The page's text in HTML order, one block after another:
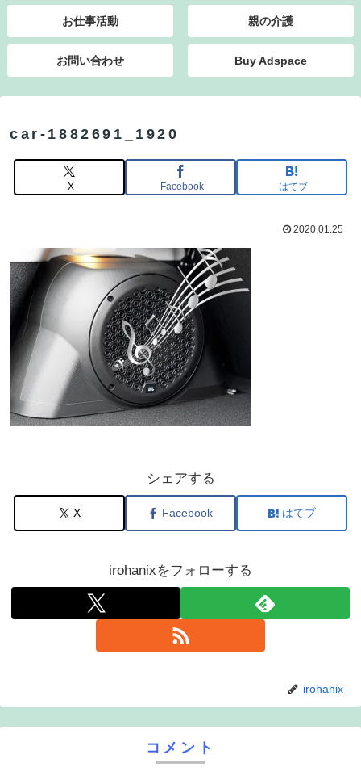
お仕事活動 親の介護
お問い合わせ Buy Adspace
car-1882691_1920
X Facebook はてブ
2020.01.25
シェアする
X Facebook はてブ
irohanixをフォローする
irohanix
コメント